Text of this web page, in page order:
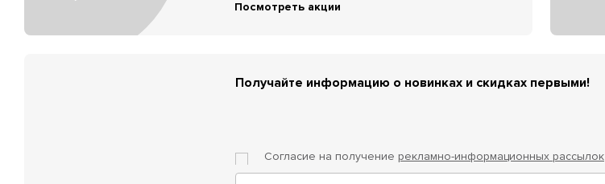
Посмотреть акции
Получайте информацию о новинках и скидках первыми!
Согласие на получение рекламно-информационных рассылок